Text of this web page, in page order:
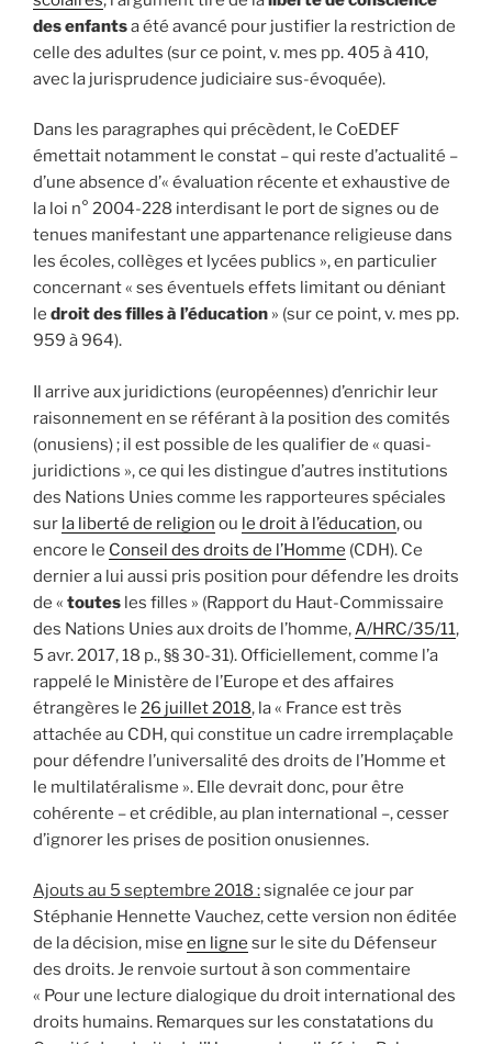
des enfantsa été avancé pour justifier la restriction de
celle des adultes (sur ce point, v. mes pp. 405 à 410,
avec la jurisprudence judiciaire sus-évoquée).
Dans les paragraphes qui précèdent, le CoEDEF
émettait notamment le constat – qui reste d’actualité –
d’une absence d’« évaluation récente et exhaustive de
la loi n° 2004-228 interdisant le port de signes ou de
tenues manifestant une appartenance religieuse dans
les écoles, collèges et lycées publics », en particulier
concernant « ses éventuels effets limitant ou déniant
le droit des filles à l’éducation » (sur ce point, v. mes pp.
959 à 964).
Il arrive aux juridictions (européennes) d’enrichir leur
raisonnement en se référant à la position des comités
(onusiens) ; il est possible de les qualifier de « quasi-
juridictions », ce qui les distingue d’autres institutions
des Nations Unies comme les rapporteures spéciales
sur la liberté de religion ou le droit à l’éducation, ou
encore le Conseil des droits de l’Homme (CDH). Ce
dernier a lui aussi pris position pour défendre les droits
de « toutes les filles » (Rapport du Haut-Commissaire
des Nations Unies aux droits de l’homme, A/HRC/35/11,
5 avr. 2017, 18 p., §§ 30-31). Officiellement, comme l’a
rappelé le Ministère de l’Europe et des affaires
étrangères le 26 juillet 2018, la « France est très
attachée au CDH, qui constitue un cadre irremplaçable
pour défendre l’universalité des droits de l’Homme et
le multilatéralisme ». Elle devrait donc, pour être
cohérente – et crédible, au plan international –, cesser
d’ignorer les prises de position onusiennes.
Ajouts au 5 septembre 2018 :signalée ce jour par
Stéphanie Hennette Vauchez, cette version non éditée
de la décision, mise en ligne sur le site du Défenseur
des droits. Je renvoie surtout à son commentaire
« Pour une lecture dialogique du droit international des
droits humains. Remarques sur les constatations du